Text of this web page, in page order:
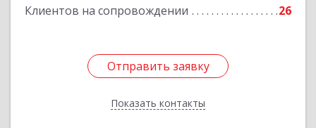
Клиентов на сопровождении 26
Отправить заявку
Показать контакты
Отправить заявку
Назад